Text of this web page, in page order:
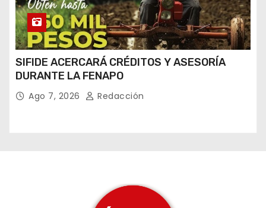
SIFIDE ACERCARÁ CRÉDITOS Y ASESORÍA
DURANTE LA FENAPO
Ago 7, 2026 Redacción